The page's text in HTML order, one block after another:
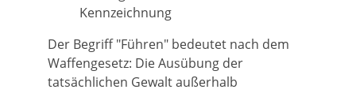
Kennzeichnung
Der Begriff "Führen" bedeutet nach dem
Waffengesetz: Die Ausübung der
tatsächlichen Gewalt außerhalb